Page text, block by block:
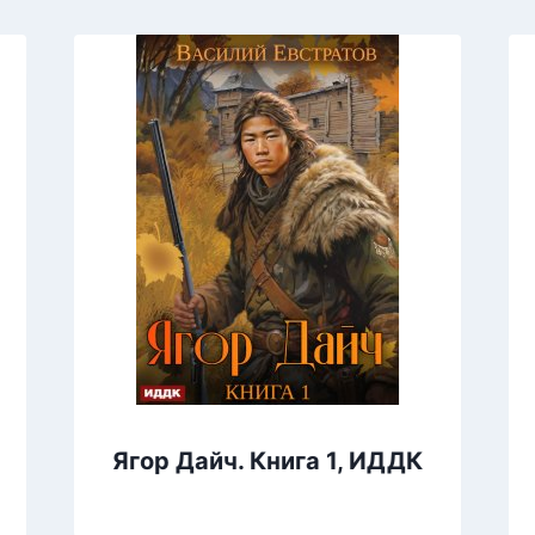
Ягор Дайч. Книга 1, ИДДК